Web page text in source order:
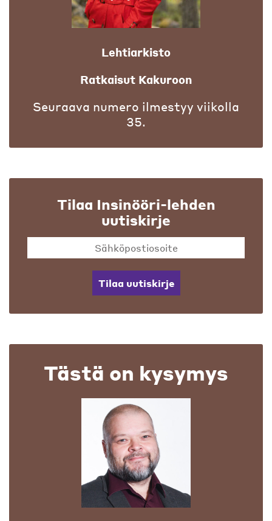
Lehtiarkisto
Ratkaisut Kakuroon
Seuraava numero ilmestyy viikolla
35.
Tilaa Insinööri-lehden
uutiskirje
Tilaa uutiskirje
Tästä on kysymys